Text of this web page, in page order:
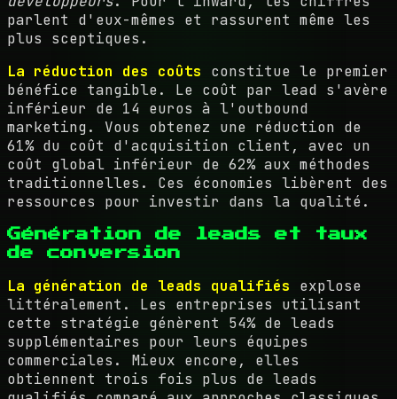
parlent d'eux-mêmes et rassurent même les
plus sceptiques.
La réduction des coûts constitue le premier
bénéfice tangible. Le coût par lead s'avère
inférieur de 14 euros à l'outbound
marketing. Vous obtenez une réduction de
61% du coût d'acquisition client, avec un
coût global inférieur de 62% aux méthodes
traditionnelles. Ces économies libèrent des
ressources pour investir dans la qualité.
Génération de leads et taux
de conversion
La génération de leads qualifiés explose
littéralement. Les entreprises utilisant
cette stratégie génèrent 54% de leads
supplémentaires pour leurs équipes
commerciales. Mieux encore, elles
obtiennent trois fois plus de leads